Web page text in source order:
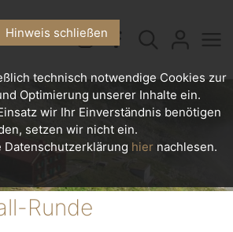
Runde
Hinweis schließen
technisch notwendige Cookies zur
Optimierung unserer Inhalte ein.
wir Ihr Einverständnis benötigen
setzen wir nicht ein.
Datenschutzerklärung hier nachlesen.